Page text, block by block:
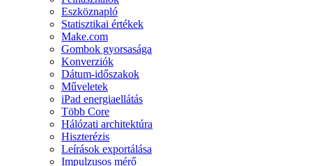
Eszköznapló
Statisztikai értékek
Make.com
Gombok gyorsasága
Konverziók
Dátum-időszakok
Műveletek
iPad energiaellátás
Több Core
Hálózati architektúra
Hiszterézis
Leírások exportálása
Impulzusos mérő